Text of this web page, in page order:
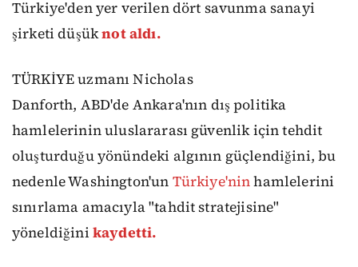
Türkiye'den yer verilen dört savunma sanayi
şirketi düşüknot aldı.
TÜRKİYE uzmanı Nicholas
Danforth, ABD'de Ankara'nın dış politika
hamlelerinin uluslararası güvenlik için tehdit
oluşturduğu yönündeki algının güçlendiğini, bu
nedenle Washington'un Türkiye'ninhamlelerini
sınırlama amacıyla "tahdit stratejisine"
yöneldiğini kaydetti.